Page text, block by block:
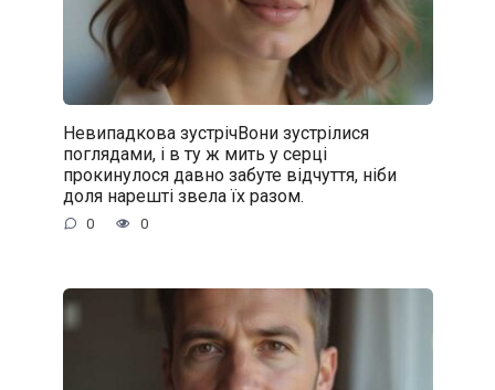
Невипадкова зустрічВони зустрілися
поглядами, і в ту ж мить у серці
прокинулося давно забуте відчуття, ніби
доля нарешті звела їх разом.
0 0